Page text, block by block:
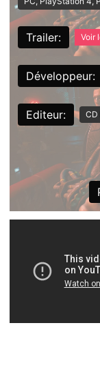
Trailer: Voir
Développeur:
Editeur: CD